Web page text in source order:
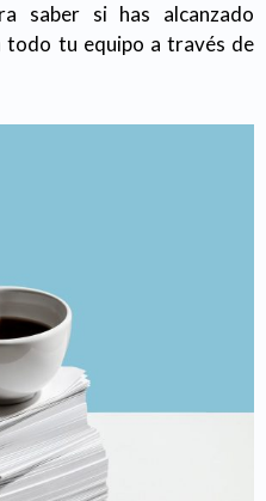
saber si has alcanzado
todo tu equipo a través de